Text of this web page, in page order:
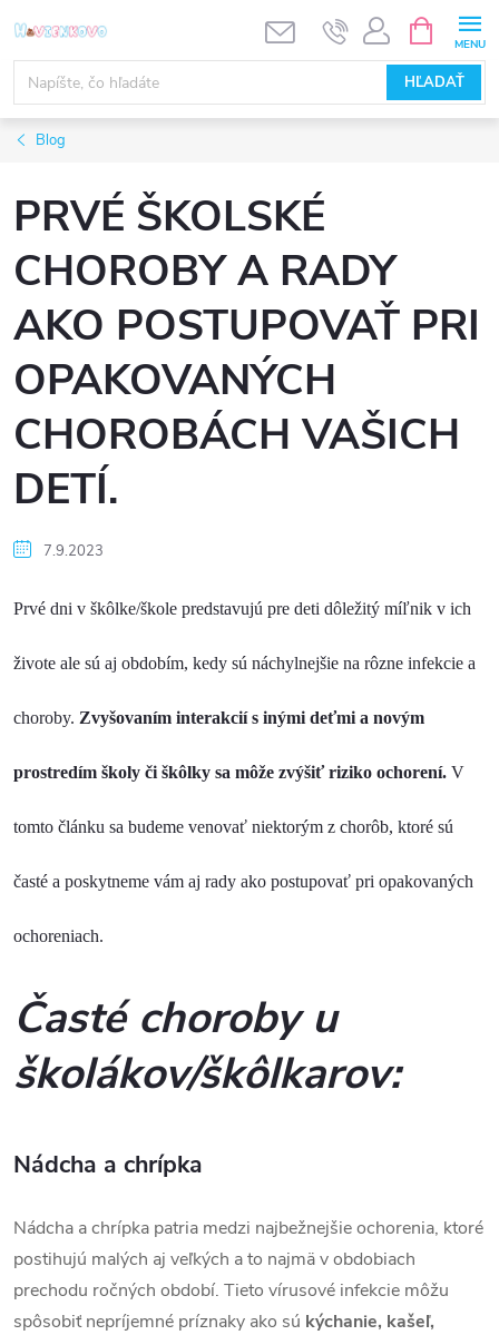
na
obsah
HĽADAŤ
KOŠÍK
Blog
PRVÉ ŠKOLSKÉ
CHOROBY A RADY
AKO POSTUPOVAŤ PRI
OPAKOVANÝCH
CHOROBÁCH VAŠICH
DETÍ.
7.9.2023
Prvé dni v škôlke/škole predstavujú pre deti dôležitý míľnik v ich
živote ale sú aj obdobím, kedy sú náchylnejšie na rôzne infekcie a
choroby. Zvyšovaním interakcií s inými deťmi a novým
prostredím školy či škôlky sa môže zvýšiť riziko ochorení. V
tomto článku sa budeme venovať niektorým z chorôb, ktoré sú
časté a poskytneme vám aj rady ako postupovať pri opakovaných
ochoreniach.
Časté choroby u
školákov/škôlkarov:
Nádcha a chrípka
Nádcha a chrípka patria medzi najbežnejšie ochorenia, ktoré
postihujú malých aj veľkých a to najmä v obdobiach
prechodu ročných období. Tieto vírusové infekcie môžu
spôsobiť nepríjemné príznaky ako sú kýchanie, kašeľ,